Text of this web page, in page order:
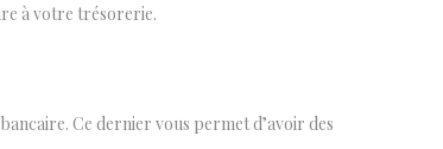
à votre trésorerie.
Ce dernier vous permet d’avoir des